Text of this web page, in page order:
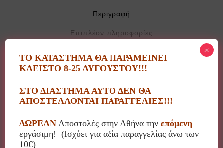
Περιγραφή
Επιπλέον πληροφορίες
Ελληνικά Χειροποίητα Διακοσμητικά Αντικείμενα από
Μενδρινός-metalArt.
Αντικείμενα τέχνης ελληνικής σχεδίασης και
αλουμίνιο.
Διαχρονικές δημιουργίες με την παραδοσιακή τεχνική
ΤΟ ΚΑΤΑΣΤΗΜΑ ΘΑ ΠΑΡΑΜΕΙΝΕΙ
ΚΛΕΙΣΤΟ 8-25 ΑΥΓΟΥΣΤΟΥ!!!
ΣΤΟ ΔΙΑΣΤΗΜΑ ΑΥΤΟ ΔΕΝ ΘΑ
ΑΠΟΣΤΕΛΛΟΝΤΑΙ ΠΑΡΑΓΓΕΛΙΕΣ!!!
ΔΩΡΕΑΝ Αποστολές στην Αθήνα τηνεπόμενη
εργάσιμη! (Ισχύει για αξία παραγγελίας άνω των
10€)
×